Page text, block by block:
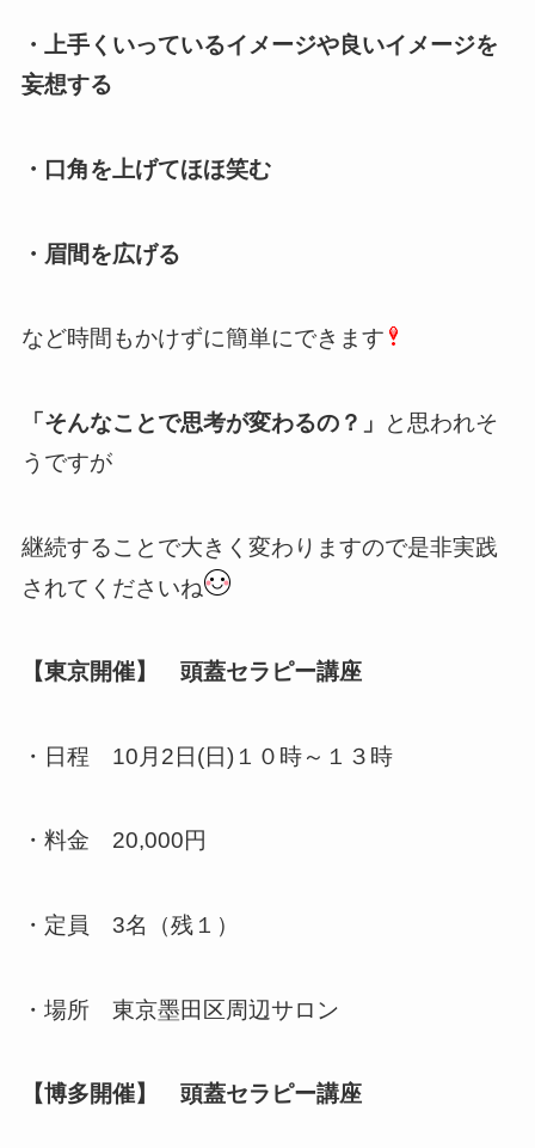
・上手くいっているイメージや良いイメージを
妄想する
・口角を上げてほほ笑む
・眉間を広げる
など時間もかけずに簡単にできます
「そんなことで思考が変わるの？」
と思われそ
うですが
継続することで大きく変わりますので是非実践
されてくださいね
【東京開催】 頭蓋セラピー講座
・日程 10月2日(日)１０時～１３時
・料金 20,000円
・定員 3名（残１）
・場所 東京墨田区周辺サロン
【博多開催】 頭蓋セラピー講座